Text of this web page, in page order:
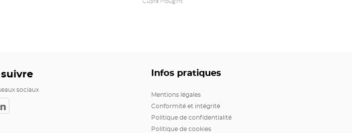
suivre
sociaux
Infos pratiques
Mentions légales
Conformité et intégrité
Politique de confidentialité
Politique de cookies